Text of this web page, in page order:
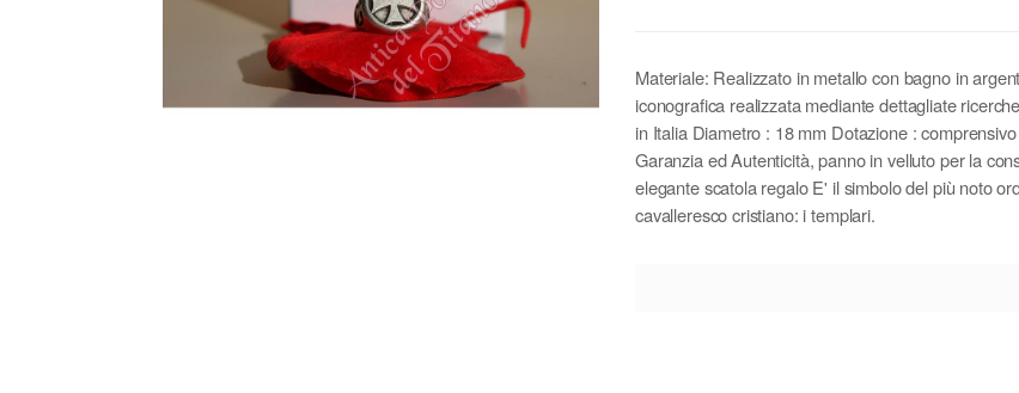
Materiale: Realizzato in metallo con bagno in
iconografica realizzata mediante dettagliate
in Italia Diametro : 18 mm Dotazione :
Garanzia ed Autenticità, panno in velluto per la
elegante scatola regalo E' il simbolo del più noto
cavalleresco cristiano: i templari.